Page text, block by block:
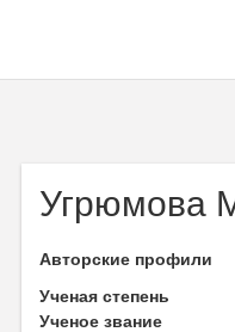
Угрюмова
Авторские профили
Ученая степень
Ученое звание